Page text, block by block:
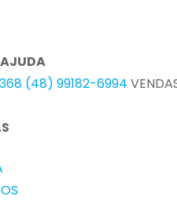
AJUDA
(48) 99182-6994